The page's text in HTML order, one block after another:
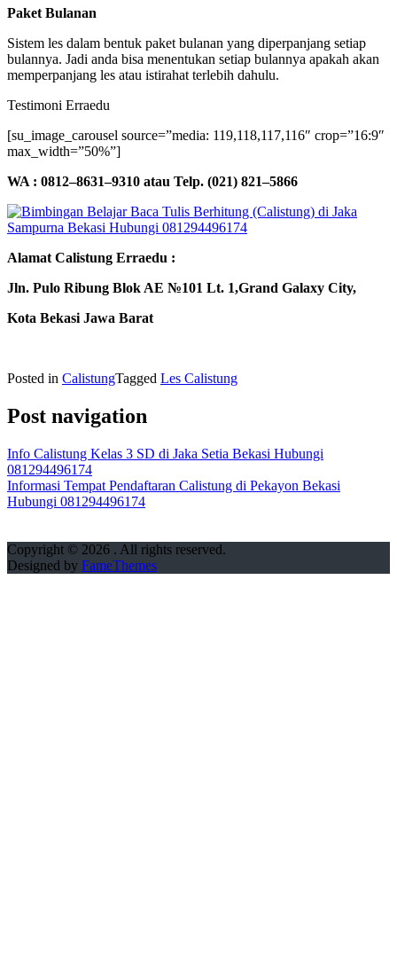
Paket Bulanan
Sistem les dalam bentuk paket bulanan yang diperpanjang setiap
bulannya. Jadi anda bisa menentukan setiap bulannya apakah akan
memperpanjang les atau istirahat terlebih dahulu.
Testimoni Erraedu
[su_image_carousel source=”media: 119,118,117,116″ crop=”16:9″
max_width=”50%”]
WA : 0812–8631–9310 atau Telp. (021) 821–5866
Alamat Calistung Erraedu :
Jln. Pulo Ribung Blok AE №101 Lt. 1,Grand Galaxy City,
Kota Bekasi Jawa Barat
Posted in CalistungTagged Les Calistung
Post navigation
Info Calistung Kelas 3 SD di Jaka Setia Bekasi Hubungi
081294496174
Informasi Tempat Pendaftaran Calistung di Pekayon Bekasi
Hubungi 081294496174
Copyright © 2026 . All rights reserved.
Designed by FameThemes